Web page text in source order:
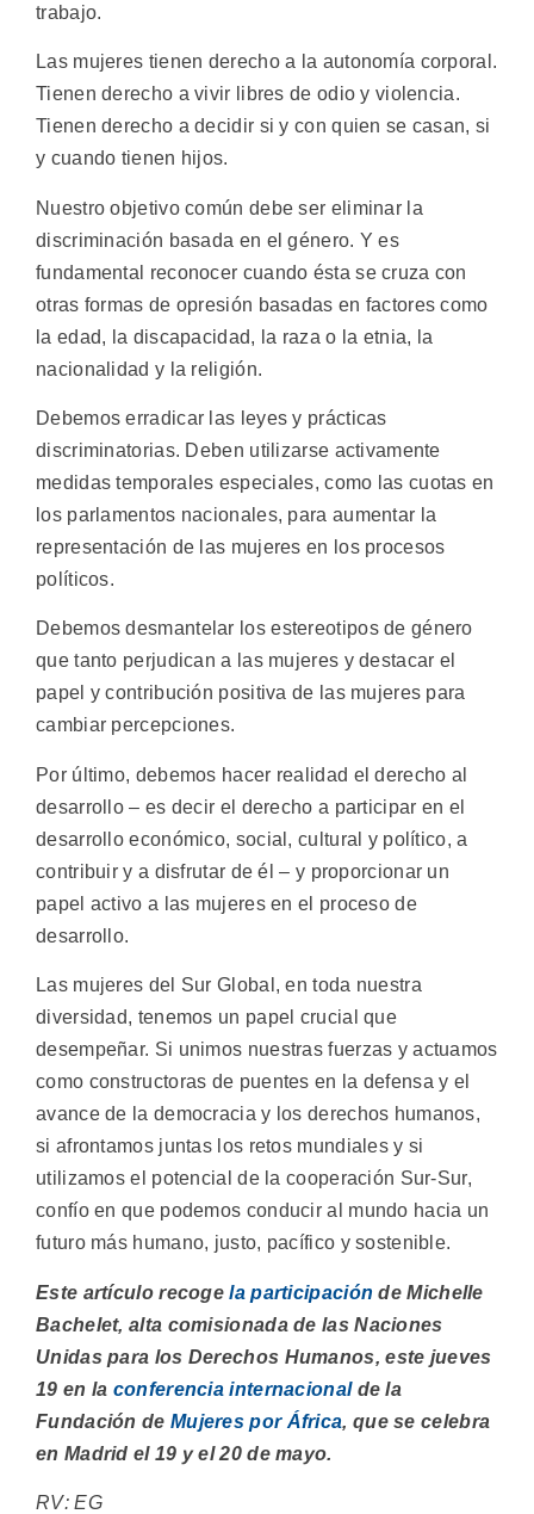
trabajo.
Las mujeres tienen derecho a la autonomía corporal.
Tienen derecho a vivir libres de odio y violencia.
Tienen derecho a decidir si y con quien se casan, si
y cuando tienen hijos.
Nuestro objetivo común debe ser eliminar la
discriminación basada en el género. Y es
fundamental reconocer cuando ésta se cruza con
otras formas de opresión basadas en factores como
la edad, la discapacidad, la raza o la etnia, la
nacionalidad y la religión.
Debemos erradicar las leyes y prácticas
discriminatorias. Deben utilizarse activamente
medidas temporales especiales, como las cuotas en
los parlamentos nacionales, para aumentar la
representación de las mujeres en los procesos
políticos.
Debemos desmantelar los estereotipos de género
que tanto perjudican a las mujeres y destacar el
papel y contribución positiva de las mujeres para
cambiar percepciones.
Por último, debemos hacer realidad el derecho al
desarrollo – es decir el derecho a participar en el
desarrollo económico, social, cultural y político, a
contribuir y a disfrutar de él – y proporcionar un
papel activo a las mujeres en el proceso de
desarrollo.
Las mujeres del Sur Global, en toda nuestra
diversidad, tenemos un papel crucial que
desempeñar. Si unimos nuestras fuerzas y actuamos
como constructoras de puentes en la defensa y el
avance de la democracia y los derechos humanos,
si afrontamos juntas los retos mundiales y si
utilizamos el potencial de la cooperación Sur-Sur,
confío en que podemos conducir al mundo hacia un
futuro más humano, justo, pacífico y sostenible.
Este artículo recogela participación de Michelle
Bachelet, alta comisionada de las Naciones
Unidas para los Derechos Humanos, este jueves
19 en la conferencia internacionalde la
Fundación de Mujeres por África, que se celebra
en Madrid el 19 y el 20 de mayo.
RV: EG